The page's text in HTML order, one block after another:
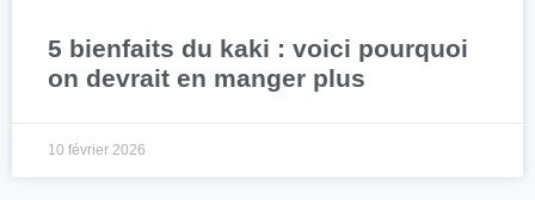
5 bienfaits du kaki : voici pourquoi
on devrait en manger plus
10 février 2026